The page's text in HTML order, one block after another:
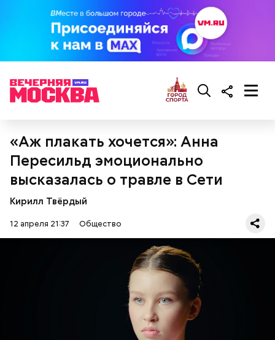
«Аж плакать хочется»: Анна
Пересильд эмоционально
высказалась о травле в Сети
Кирилл Твёрдый
12 апреля 21:37 Общество